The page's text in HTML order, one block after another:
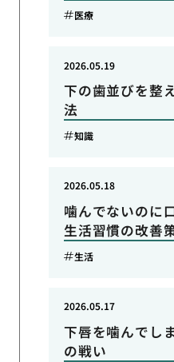
医療
下の歯並びを整
法
2026.05.19
知識
噛んでないのに
生活習慣の改善
2026.05.18
生活
下唇を噛んでし
の戦い
2026.05.17